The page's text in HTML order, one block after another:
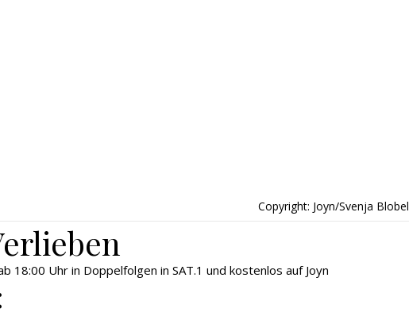
Copyright: Joyn/Svenja Blobel
18:00 Uhr in Doppelfolgen in SAT.1 und kostenlos auf Joyn